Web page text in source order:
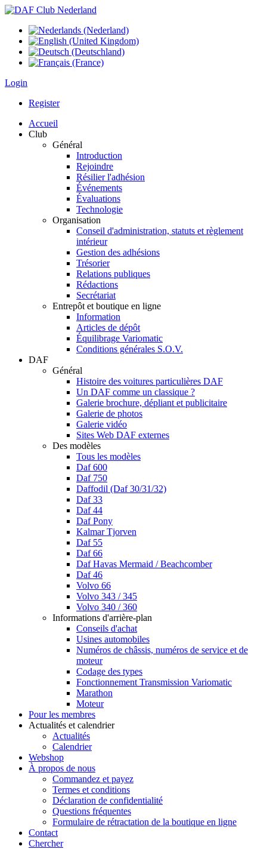
Login
Register
Accueil
Club
Général
Introduction
Rejoindre
Résilier l'adhésion
Événements
Évaluations
Technologie
Organisation
Conseil d'administration, statuts et règlement
intérieur
Gestion des adhésions
Trésorier
Relations publiques
Rédactions
Secrétariat
Entrepôt et boutique en ligne
Information
Articles de dépôt
Équilibrage Variomatic
Conditions générales S.O.V.
DAF
Général
Histoire des voitures particulières DAF
Un DAF comme un classique ?
Galerie brochure, dépliant et publicitaire
Galerie de photos
Galerie vidéo
Sites Web DAF externes
Des modèles
Tous les modèles
Daf 600
Daf 750
Daffodil (Daf 30/31/32)
Daf 33
Daf 44
Daf Pony
Kalmar Tjorven
Daf 55
Daf 66
Daf Havas Mermaid / Beachcomber
Daf 46
Volvo 66
Volvo 343 / 345
Volvo 340 / 360
Informations d'arrière-plan
Conseils d'achat
Usines automobiles
Numéros de châssis, numéros de service et de
moteur
Codage des types
Fonctionnement Transmission Variomatic
Marathon
Moteur
Pour les membres
Actualités et calendrier
Actualités
Calendrier
Webshop
À propos de nous
Commandez et payez
Termes et conditions
Déclaration de confidentialité
Questions fréquentes
Formulaire de rétractation de la boutique en ligne
Contact
Chercher